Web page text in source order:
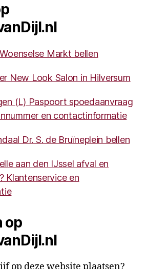
Markt bellen
New Look Salon in Hilversum
(L) Paspoort spoedaanvraag
en contactinformatie
Dr. S. de Bruïneplein bellen
aan den IJssel afval en
Klantenservice en
op